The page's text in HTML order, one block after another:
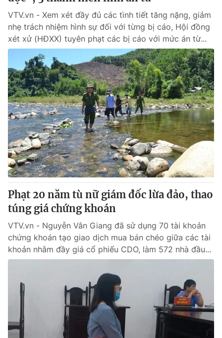
VTV.vn - Xem xét đầy đủ các tình tiết tăng nặng, giảm
nhẹ trách nhiệm hình sự đối với từng bị cáo, Hội đồng
xét xử (HĐXX) tuyên phạt các bị cáo với mức án từ...
Phạt 20 năm tù nữ giám đốc lừa đảo, thao
túng giá chứng khoán
VTV.vn - Nguyễn Vân Giang đã sử dụng 70 tài khoản
chứng khoán tạo giao dịch mua bán chéo giữa các tài
khoản nhằm đầy giá cổ phiếu CDO, làm 572 nhà đầu...